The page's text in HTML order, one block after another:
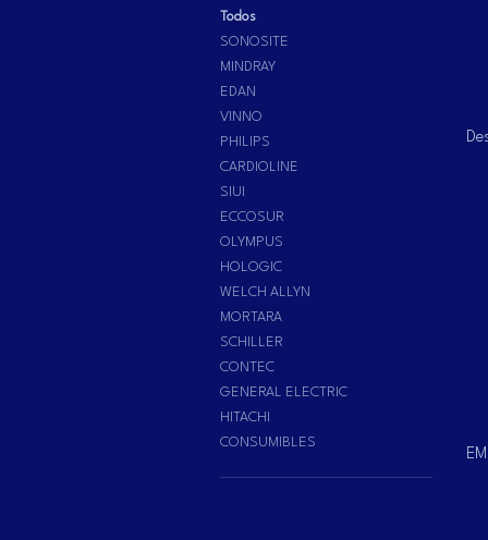
Todos
SONOSITE
MINDRAY
EDAN
VINNO
PHILIPS
CARDIOLINE
SIUI
ECCOSUR
OLYMPUS
HOLOGIC
WELCH ALLYN
MORTARA
SCHILLER
CONTEC
GENERAL ELECTRIC
HITACHI
CONSUMIBLES